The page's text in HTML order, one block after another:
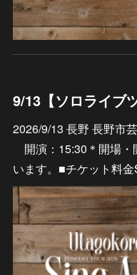
2026/9/13 長野 長野市
開演：15:30＊開場・
います。■チケット料